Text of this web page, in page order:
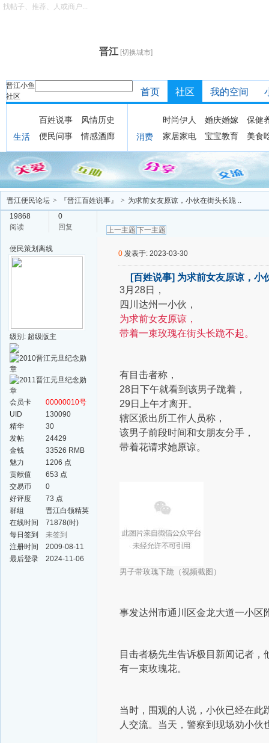
晋江 [切换城市]
晋江小鱼
社区
找帖子、推荐、人或商户...
首页 社区 我的空间
生活
百姓说事
风情历史
便民问事
情感酒廊 消费
时尚伊人 婚庆婚嫁
保健
家居家电
宝宝教育 美食
晋江便民论坛 > 『晋江百姓说事』 > 为求前女友原谅，小伙在街头长跪 ..
19868
阅读
0
回复
上一主题 下一主题
便民策划 离线
级别: 超级版主
会员卡
00000010号
UID
130090
精华
30
发帖
24429
金钱
33526 RMB
魅力
1206 点
贡献值
653 点
交易币
0
好评度
73 点
群组
晋江白领精英
群
在线时间
71878(时)
每日签到
未签到
注册时间
2009-08-11
最后登录
2024-11-06
0 发表于: 2023-03-30
[百姓说事] 为求前女友原谅，小
3月28日，
四川达州一小伙，
为求前女友原谅，
带着一束玫瑰在街头长跪不起。
有目击者称，
28日下午就看到该男子跪着，
29日上午才离开。
辖区派出所工作人员称，
该男子前段时间和女朋友分手，
带着花请求她原谅。
男子带玫瑰下跪（视频截图）
事发达州市通川区金龙大道一小区
目击者杨先生告诉极目新闻记者
有一束玫瑰花。
当时，围观的人说，小伙已经在
人交流。 当天，警察到现场劝小伙